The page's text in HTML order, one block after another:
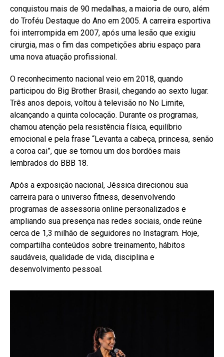
conquistou mais de 90 medalhas, a maioria de ouro, além
do Troféu Destaque do Ano em 2005. A carreira esportiva
foi interrompida em 2007, após uma lesão que exigiu
cirurgia, mas o fim das competições abriu espaço para
uma nova atuação profissional.
O reconhecimento nacional veio em 2018, quando
participou do Big Brother Brasil, chegando ao sexto lugar.
Três anos depois, voltou à televisão no No Limite,
alcançando a quinta colocação. Durante os programas,
chamou atenção pela resistência física, equilíbrio
emocional e pela frase “Levanta a cabeça, princesa, senão
a coroa cai”, que se tornou um dos bordões mais
lembrados do BBB 18.
Após a exposição nacional, Jéssica direcionou sua
carreira para o universo fitness, desenvolvendo
programas de assessoria online personalizados e
ampliando sua presença nas redes sociais, onde reúne
cerca de 1,3 milhão de seguidores no Instagram. Hoje,
compartilha conteúdos sobre treinamento, hábitos
saudáveis, qualidade de vida, disciplina e
desenvolvimento pessoal.